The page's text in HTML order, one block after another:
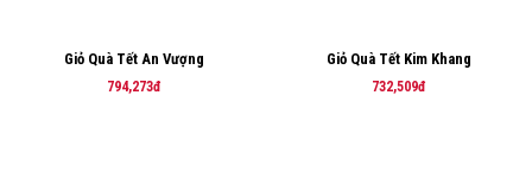
Giỏ Quà Tết An Vượng
794,273đ
Giỏ Quà Tết Kim Khang
732,509đ